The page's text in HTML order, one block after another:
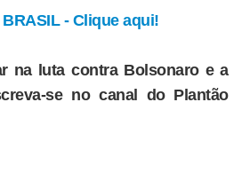
- Clique aqui!
na luta contra Bolsonaro e a
se no canal do Plantão